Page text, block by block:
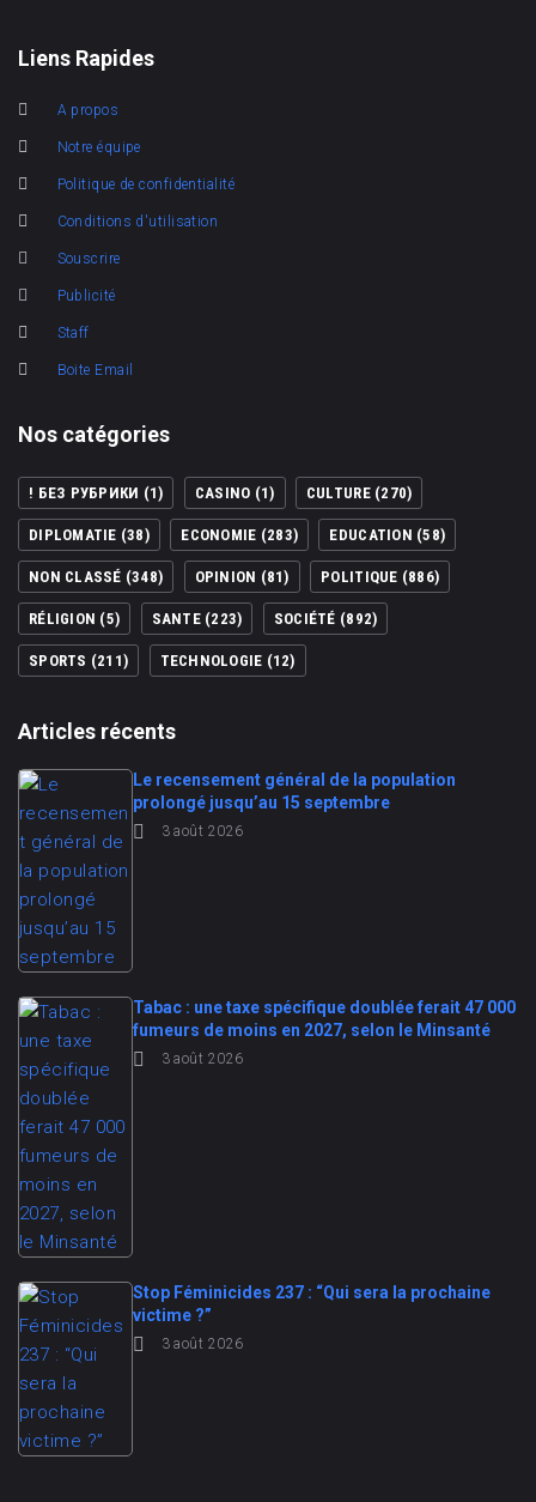
Liens Rapides
A propos
Notre équipe
Politique de confidentialité
Conditions d'utilisation
Souscrire
Publicité
Staff
Boite Email
Nos catégories
! БЕЗ РУБРИКИ (1) CASINO (1) CULTURE(270)
DIPLOMATIE (38) ECONOMIE (283) EDUCATION (58)
NON CLASSÉ (348) OPINION (81) POLITIQUE (886)
RÉLIGION (5) SANTE(223) SOCIÉTÉ (892)
SPORTS (211) TECHNOLOGIE (12)
Articles récents
Le recensement général de la population
prolongé jusqu’au 15 septembre
3 août 2026
Tabac : une taxe spécifique doublée ferait 47 000
fumeurs de moins en 2027, selon le Minsanté
3 août 2026
Stop Féminicides 237 : “Qui sera la prochaine
victime ?”
3 août 2026